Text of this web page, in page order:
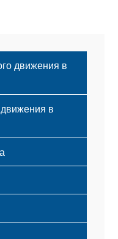
движения в
в